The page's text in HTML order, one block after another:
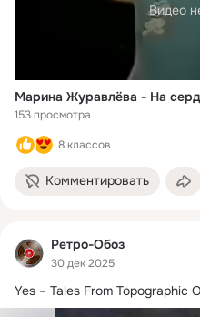
Видео
Марина Журавлёва - На
153 просмотра
8 классов
Комментировать
Ретро-Обоз
30 дек 2025
Yes – Tales From Topographic